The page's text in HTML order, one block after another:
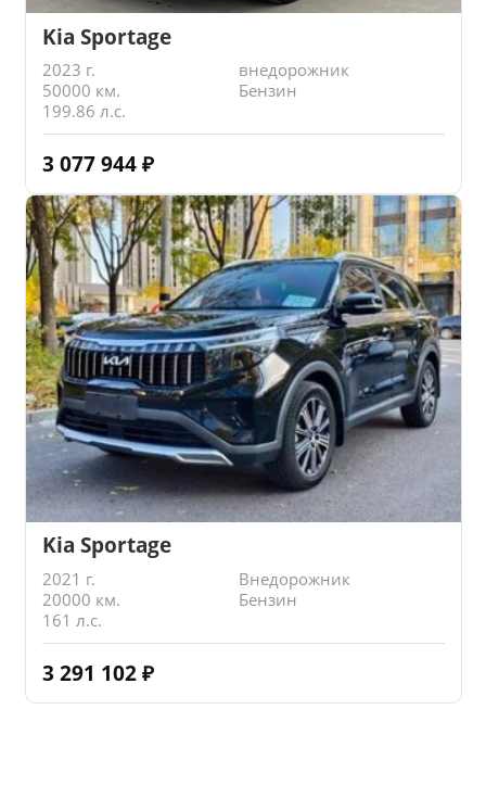
Kia Sportage
2023 г.
внедорожник
50000 км.
Бензин
199.86 л.с.
3 077 944 ₽
Kia Sportage
2021 г.
Внедорожник
20000 км.
Бензин
161 л.с.
3 291 102 ₽